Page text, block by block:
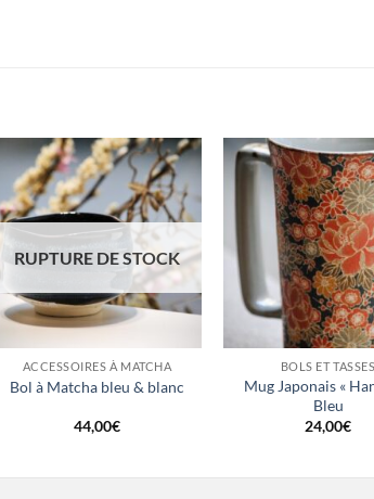
+
RUPTURE DE STOCK
ACCESSOIRES À MATCHA
Bol à Matcha bleu & blanc
44,00€
BOLS ET TASSES
Mug Japonais «
Bleu
24,00€